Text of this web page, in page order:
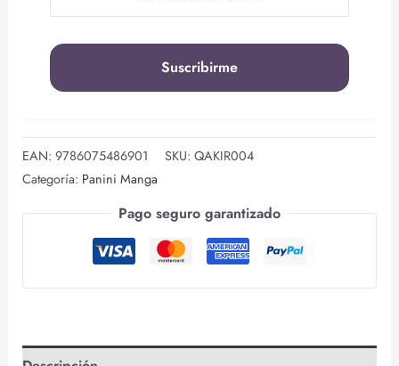
EAN: 9786075486901 SKU: QAKIR004
Categoría: Panini Manga
Pago seguro garantizado